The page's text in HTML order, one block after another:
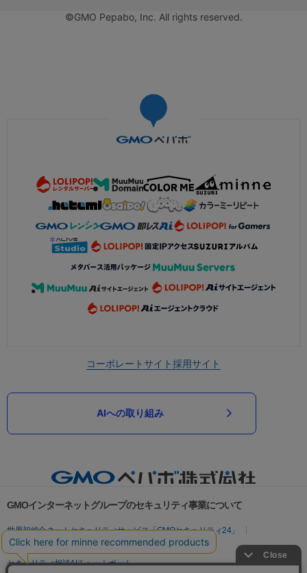
©GMO Pepabo, Inc. All rights reserved.
コーポレートサイト採用サイト
AIへの取り組み
GMOインターネットグループのセキュリティ事業について
世界初総合ネットセキュリティサービス「GMOセキュリティ24」
パスワード漏洩診断
Webサイトリスク診断
セキュリティ相談AIチャットボット